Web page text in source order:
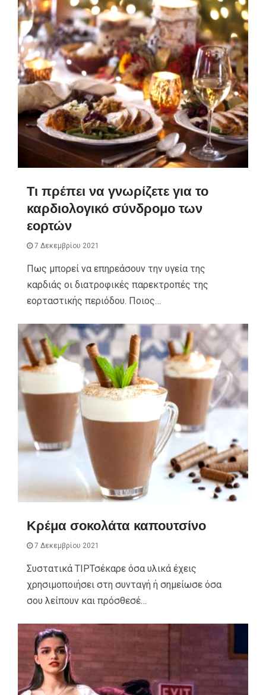
Τι πρέπει να γνωρίζετε για το
καρδιολογικό σύνδρομο των
εορτών
7 Δεκεμβρίου 2021
Πως μπορεί να επηρεάσουν την υγεία της
καρδιάς οι διατροφικές παρεκτροπές της
εορταστικής περιόδου. Ποιος…
Κρέμα σοκολάτα καπουτσίνο
7 Δεκεμβρίου 2021
Συστατικά TIPΤσέκαρε όσα υλικά έχεις
χρησιμοποιήσει στη συνταγή ή σημείωσε όσα
σου λείπουν και πρόσθεσέ…